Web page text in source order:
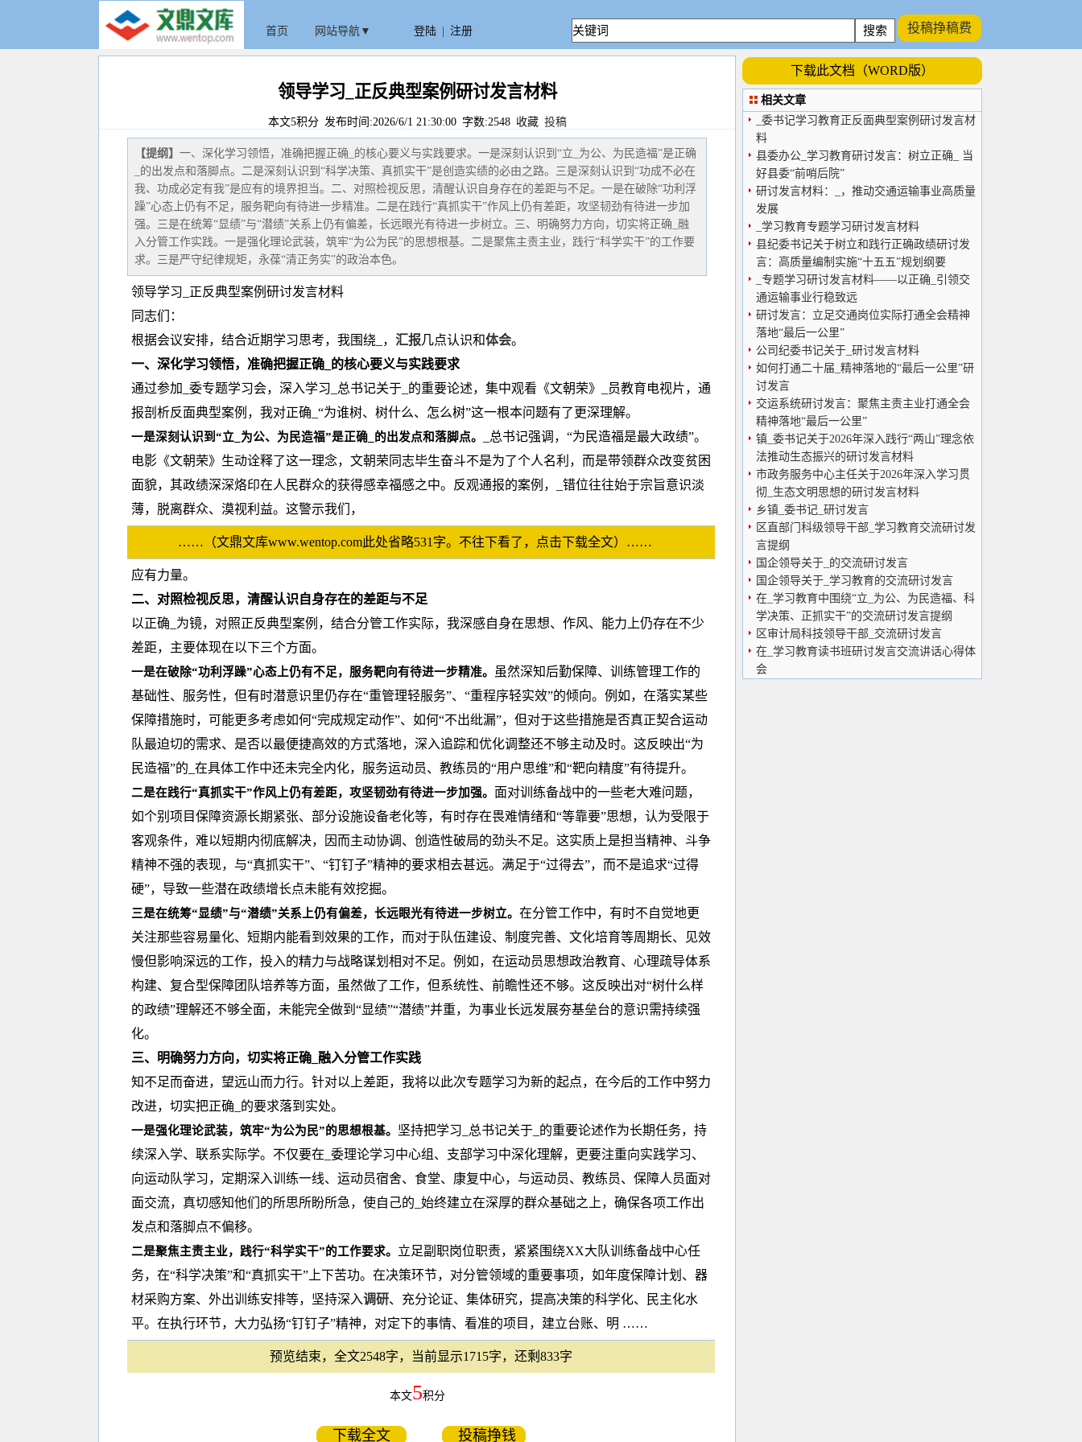
首页 网站导航▼ 登陆 注册 投稿挣稿费
领导学习_正反典型案例研讨发言材料
本文5积分 发布时间:2026/6/1 21:30:00 字数:2548 收藏 投稿
【提纲】 一、深化学习领悟，准确把握正确_的核心要义与实践要求。一是深刻认识到“立_为公、为民造福”是正确
_的出发点和落脚点。二是深刻认识到“科学决策、真抓实干”是创造实绩的必由之路。三是深刻认识到“功成不必在
我、功成必定有我”是应有的境界担当。二、对照检视反思，清醒认识自身存在的差距与不足。一是在破除“功利浮
躁”心态上仍有不足，服务靶向有待进一步精准。二是在践行“真抓实干”作风上仍有差距，攻坚韧劲有待进一步加
强。三是在统筹“显绩”与“潜绩”关系上仍有偏差，长远眼光有待进一步树立。三、明确努力方向，切实将正确_融
入分管工作实践。一是强化理论武装，筑牢“为公为民”的思想根基。二是聚焦主责主业，践行“科学实干”的工作要
求。三是严守纪律规矩，永葆“清正务实”的政治本色。
领导学习_正反典型案例研讨发言材料
同志们：
根据会议安排，结合近期学习思考，我围绕_， 汇报几点认识和体会。
一、深化学习领悟，准确把握正确_的核心要义与实践要求
通过参加_委专题学习会，深入学习_总书记关于_的重要论述，集中观看《文朝荣》_员教育电视片，通
报剖析反面典型案例，我对正确_“为谁树、树什么、怎么树”这一根本问题有了更深理解。
一是深刻认识到“立_为公、为民造福”是正确_的出发点和落脚点。
_总书记强调，“为民造福是最大政绩”。
电影《文朝荣》生动诠释了这一理念，文朝荣同志毕生奋斗不是为了个人名利，而是带领群众改变贫困
面貌，其政绩深深烙印在人民群众的获得感幸福感之中。反观通报的案例，_错位往往始于宗旨意识淡
薄，脱离群众、漠视利益。这警示我们，
……（文鼎文库www.wentop.com此处省略531字。不往下看了，点击下载全文）……
应有力量。
二、对照检视反思，清醒认识自身存在的差距与不足
以正确_为镜，对照正反典型案例，结合分管工作实际，我深感自身在思想、作风、能力上仍存在不少
差距，主要体现在以下三个方面。
一是在破除“功利浮躁”心态上仍有不足，服务靶向有待进一步精准。
虽然深知后勤保障、训练管理工作的
基础性、服务性，但有时潜意识里仍存在“重管理轻服务”、“重程序轻实效”的倾向。例如，在落实某些
保障措施时，可能更多考虑如何“完成规定动作”、如何“不出纰漏”，但对于这些措施是否真正契合运动
队最迫切的需求、是否以最便捷高效的方式落地，深入追踪和优化调整还不够主动及时。这反映出“为
民造福”的_在具体工作中还未完全内化，服务运动员、教练员的“用户思维”和“靶向精度”有待提升。
二是在践行“真抓实干”作风上仍有差距，攻坚韧劲有待进一步加强。 面对训练备战中的一些老大难问题，
如个别项目保障资源长期紧张、部分设施设备老化等，有时存在畏难情绪和“等靠要”思想，认为受限于
客观条件，难以短期内彻底解决，因而主动协调、创造性破局的劲头不足。这实质上是担当精神、斗争
精神不强的表现，与“真抓实干”、“钉钉子”精神的要求相去甚远。满足于“过得去”，而不是追求“过得
硬”，导致一些潜在政绩增长点未能有效挖掘。
三是在统筹“显绩”与“潜绩”关系上仍有偏差，长远眼光有待进一步树立。 在分管工作中，有时不自觉地更
关注那些容易量化、短期内能看到效果的工作，而对于队伍建设、制度完善、文化培育等周期长、见效
慢但影响深远的工作，投入的精力与战略谋划相对不足。例如，在运动员思想政治教育、心理疏导体系
构建、复合型保障团队培养等方面，虽然做了工作，但系统性、前瞻性还不够。这反映出对“树什么样
的政绩”理解还不够全面，未能完全做到“显绩”“潜绩”并重，为事业长远发展夯基垒台的意识需持续强
化。
三、明确努力方向，切实将正确_融入分管工作实践
知不足而奋进，望远山而力行。针对以上差距，我将以此次专题学习为新的起点，在今后的工作中努力
改进，切实把正确_的要求落到实处。
一是强化理论武装，筑牢“为公为民”的思想根基。 坚持把学习_总书记关于_的重要论述作为长期任务，持
续深入学、联系实际学。不仅要在_委理论学习中心组、支部学习中深化理解，更要注重向实践学习、
向运动队学习，定期深入训练一线、运动员宿舍、食堂、康复中心，与运动员、教练员、保障人员面对
面交流，真切感知他们的所思所盼所急，使自己的_始终建立在深厚的群众基础之上，确保各项工作出
发点和落脚点不偏移。
二是聚焦主责主业，践行“科学实干”的工作要求。 立足副职岗位职责，紧紧围绕XX大队训练备战中心任
务，在“科学决策”和“真抓实干”上下苦功。在决策环节，对分管领域的重要事项，如年度保障计划、器
材采购方案、外出训练安排等，坚持深入调研、充分论证、集体研究，提高决策的科学化、民主化水
平。在执行环节，大力弘扬“钉钉子”精神，对定下的事情、看准的项目，建立台账、明 ……
预览结束，全文2548字，当前显示1715字，还剩833字
本文5积分
下载全文 投稿挣钱
下载此文档（WORD版）
相关文章
_委书记学习教育正反面典型案例研讨发言材
料
县委办公_学习教育研讨发言：树立正确_ 当
好县委“前哨后院”
研讨发言材料：_，推动交通运输事业高质量
发展
_学习教育专题学习研讨发言材料
县纪委书记关于树立和践行正确政绩研讨发
言：高质量编制实施“十五五”规划纲要
_专题学习研讨发言材料——以正确_引领交
通运输事业行稳致远
研讨发言：立足交通岗位实际打通全会精神
落地“最后一公里”
公司纪委书记关于_研讨发言材料
如何打通二十届_精神落地的“最后一公里”研
讨发言
交运系统研讨发言：聚焦主责主业打通全会
精神落地“最后一公里”
镇_委书记关于2026年深入践行“两山”理念依
法推动生态振兴的研讨发言材料
市政务服务中心主任关于2026年深入学习贯
彻_生态文明思想的研讨发言材料
乡镇_委书记_研讨发言
区直部门科级领导干部_学习教育交流研讨发
言提纲
国企领导关于_的交流研讨发言
国企领导关于_学习教育的交流研讨发言
在_学习教育中围绕“立_为公、为民造福、科
学决策、正抓实干”的交流研讨发言提纲
区审计局科技领导干部_交流研讨发言
在_学习教育读书班研讨发言交流讲话心得体
会